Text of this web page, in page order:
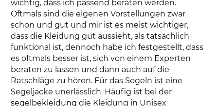
wichtig, dass ich passend beraten werden.
Oftmals sind die eigenen Vorstellungen zwar
schön und gut und mir ist es meist wichtiger,
dass die Kleidung gut aussieht, als tatsächlich
funktional ist, dennoch habe ich festgestellt, dass
es oftmals besser ist, sich von einem Experten
beraten zu lassen und dann auch auf die
Ratschläge zu hören. Für das Segeln ist eine
Segeljacke unerlässlich. Häufig ist bei der
segelbekleidung die Kleidung in Unisex